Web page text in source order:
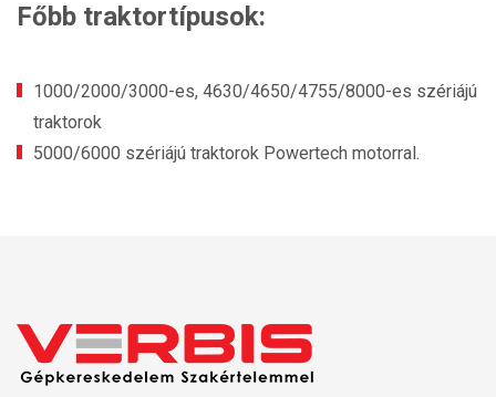
Főbb traktortípusok:
1000/2000/3000-es, 4630/4650/4755/8000-es szériájú
traktorok
5000/6000 szériájú traktorok Powertech motorral.